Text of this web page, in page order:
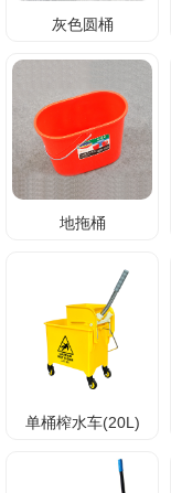
灰色圆桶
地拖桶
单桶榨水车(20L)